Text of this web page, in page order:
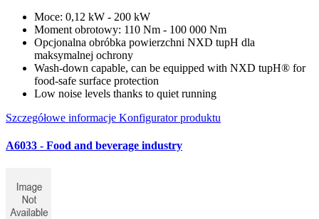
Moce: 0,12 kW - 200 kW
Moment obrotowy: 110 Nm - 100 000 Nm
Opcjonalna obróbka powierzchni NXD tupH dla
maksymalnej ochrony
Wash-down capable, can be equipped with NXD tupH® for
food-safe surface protection
Low noise levels thanks to quiet running
Szczegółowe informacje Konfigurator produktu
A6033 - Food and beverage industry